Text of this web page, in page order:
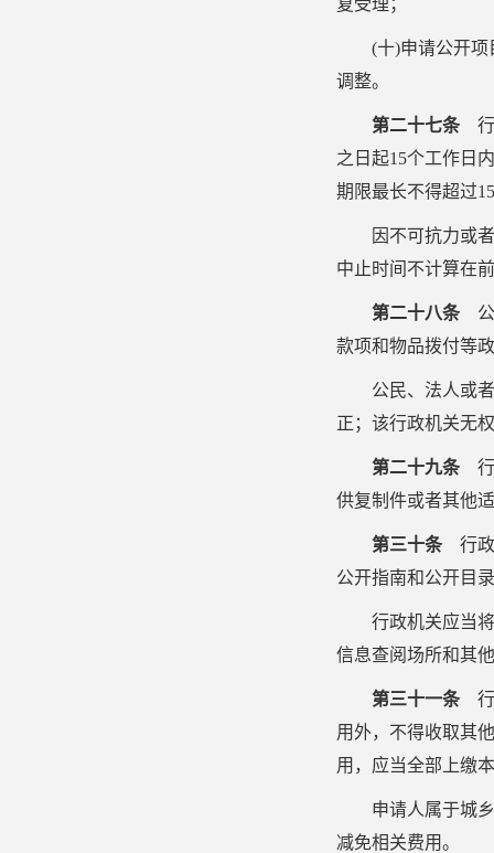
复受理；
(十)申请公开
调整。
第二十七条 行
之日起15个工作日
期限最长不得超过15
因不可抗力或
中止时间不计算在
第二十八条 公
款项和物品拨付等
公民、法人或
正；该行政机关无
第二十九条 行
供复制件或者其他
第三十条 行政
公开指南和公开目
行政机关应当
信息查阅场所和其
第三十一条 行
用外，不得收取其
用，应当全部上缴
申请人属于城
减免相关费用。